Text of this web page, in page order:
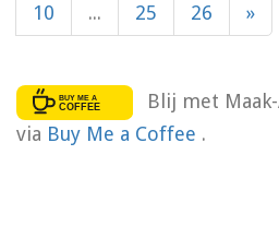
10 ... 25 26 »
Blij met
via Buy Me a Coffee .